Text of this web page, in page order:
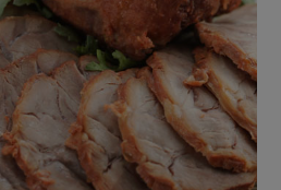
水產
親子食育
惜食